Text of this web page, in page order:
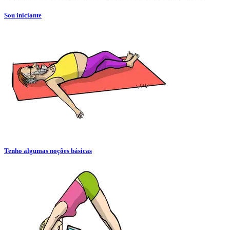
Sou iniciante
Tenho algumas noções básicas